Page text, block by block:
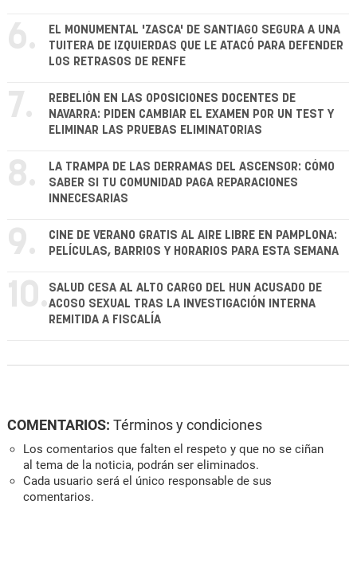
6.
EL MONUMENTAL 'ZASCA' DE SANTIAGO SEGURA A UNA
TUITERA DE IZQUIERDAS QUE LE ATACÓ PARA DEFENDER
LOS RETRASOS DE RENFE
7.
REBELIÓN EN LAS OPOSICIONES DOCENTES DE
NAVARRA: PIDEN CAMBIAR EL EXAMEN POR UN TEST Y
ELIMINAR LAS PRUEBAS ELIMINATORIAS
8.
LA TRAMPA DE LAS DERRAMAS DEL ASCENSOR: CÓMO
SABER SI TU COMUNIDAD PAGA REPARACIONES
INNECESARIAS
9.
CINE DE VERANO GRATIS AL AIRE LIBRE EN PAMPLONA:
PELÍCULAS, BARRIOS Y HORARIOS PARA ESTA SEMANA
10. SALUD CESA AL ALTO CARGO DEL HUN ACUSADO DE
ACOSO SEXUAL TRAS LA INVESTIGACIÓN INTERNA
REMITIDA A FISCALÍA
COMENTARIOS: Términos y condiciones
Los comentarios que falten el respeto y que no se ciñan
al tema de la noticia, podrán ser eliminados.
Cada usuario será el único responsable de sus
comentarios.